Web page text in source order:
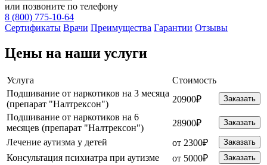
или позвоните по телефону
8 (800) 775-10-64
Cертификаты Врачи Преимущества Гарантии Отзывы
Цены на наши услуги
Услуга
Стоимость
Подшивание от наркотиков на 3 месяца
(препарат "Налтрексон")
20900₽ Заказать
Подшивание от наркотиков на 6
месяцев (препарат "Налтрексон")
28900₽ Заказать
Лечение аутизма у детей от 2300₽ Заказать
Консультация психиатра при аутизме от 5000₽ Заказать